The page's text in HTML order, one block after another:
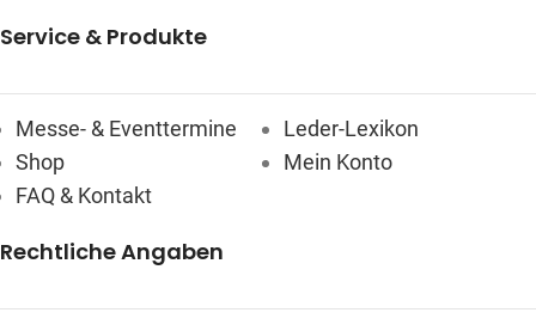
Service & Produkte
Messe- & Eventtermine
Shop
FAQ & Kontakt
Leder-Lexikon
Mein Konto
Rechtliche Angaben